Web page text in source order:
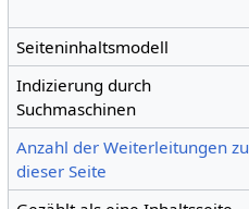
Seiteninhaltsmodell
Indizierung durch
Suchmaschinen
Anzahl der Weiterleitungen zu
dieser Seite